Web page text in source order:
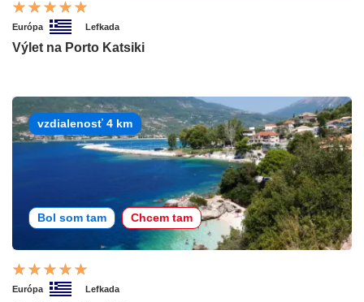
Európa Lefkada
Výlet na Porto Katsiki
vzdialenosť 4 km
Bol som tam Chcem tam
Európa Lefkada